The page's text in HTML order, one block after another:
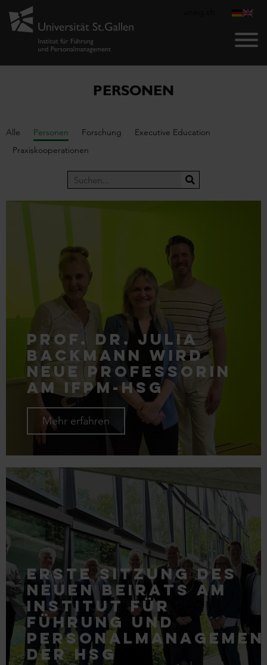
PERSONEN
Alle Personen Forschung
Executive Education
Praxiskooperationen
Prof. Dr. Julia
Backmann wird
neue Professorin
am IFPM-HSG
Mehr erfahren
Erste Sitzung des
neuen Beirats am
Institut für
Führung und
der HSG